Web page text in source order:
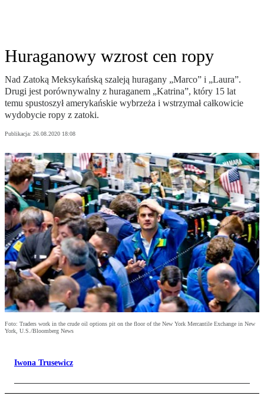
Huraganowy wzrost cen ropy
Nad Zatoką Meksykańską szaleją huragany „Marco” i „Laura”.
Drugi jest porównywalny z huraganem „Katrina”, który 15 lat
temu spustoszył amerykańskie wybrzeża i wstrzymał całkowicie
wydobycie ropy z zatoki.
Publikacja: 26.08.2020 18:08
Foto: Traders work in the crude oil options pit on the floor of the New York Mercantile Exchange in New
York, U.S./Bloomberg News
Iwona Trusewicz